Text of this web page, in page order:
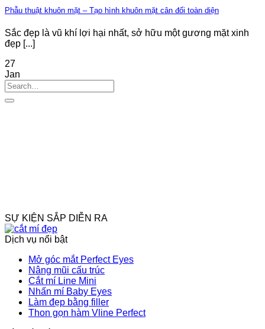
Phẫu thuật khuôn mặt – Tạo hình khuôn mặt cân đối toàn diện
Sắc đẹp là vũ khí lợi hại nhất, sở hữu một gương mặt xinh
đẹp [...]
27
Jan
SỰ KIỆN SẮP DIỄN RA
Dịch vụ nổi bật
Mở góc mắt Perfect Eyes
Nâng mũi cấu trúc
Cắt mí Line Mini
Nhấn mí Baby Eyes
Làm đẹp bằng filler
Thon gọn hàm Vline Perfect